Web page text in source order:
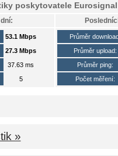
poskytovatele Eurosignal
53.1 Mbps
27.3 Mbps
37.63 ms
5
Průměr
Průměr upload:
Průměr ping:
Počet měření:
»